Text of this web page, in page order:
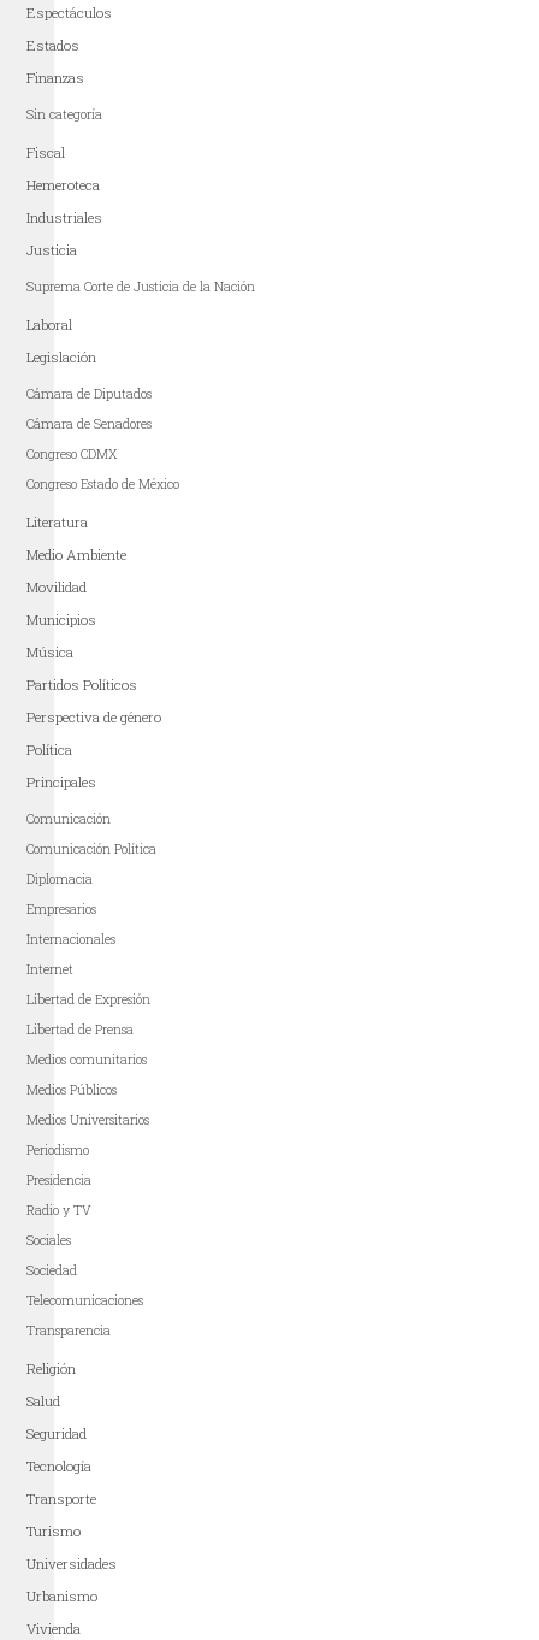
Espectáculos
Estados
Finanzas
Sin categoría
Fiscal
Hemeroteca
Industriales
Justicia
Suprema Corte de Justicia de la Nación
Laboral
Legislación
Cámara de Diputados
Cámara de Senadores
Congreso CDMX
Congreso Estado de México
Literatura
Medio Ambiente
Movilidad
Municipios
Música
Partidos Políticos
Perspectiva de género
Política
Principales
Comunicación
Comunicación Política
Diplomacia
Empresarios
Internacionales
Internet
Libertad de Expresión
Libertad de Prensa
Medios comunitarios
Medios Públicos
Medios Universitarios
Periodismo
Presidencia
Radio y TV
Sociales
Sociedad
Telecomunicaciones
Transparencia
Religión
Salud
Seguridad
Tecnología
Transporte
Turismo
Universidades
Urbanismo
Vivienda